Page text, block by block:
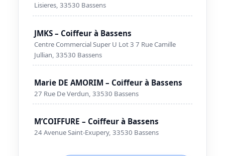
Lisieres, 33530 Bassens
JMKS – Coiffeur à Bassens
Centre Commercial Super U Lot 3 7 Rue Camille
Jullian, 33530 Bassens
Marie DE AMORIM – Coiffeur à Bassens
27 Rue De Verdun, 33530 Bassens
M’COIFFURE – Coiffeur à Bassens
24 Avenue Saint-Exupery, 33530 Bassens